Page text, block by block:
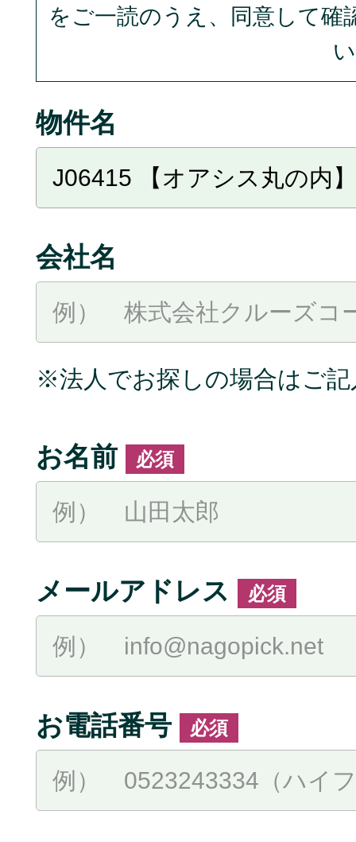
をご一読のうえ、同意して
物件名
会社名
※法人でお探しの場合はご
お名前 必須
メールアドレス 必須
お電話番号 必須